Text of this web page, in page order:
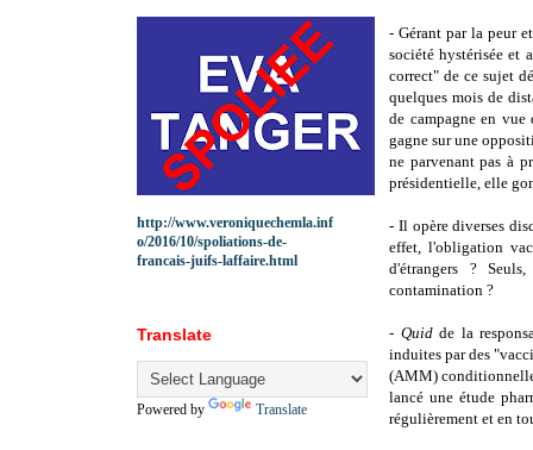
- Gérant par la peur
société hystérisée et
correct" de ce sujet
quelques mois de
de campagne en
gagne sur une
ne parvenant pas à
présidentielle, elle
- Il opère diverses
effet, l'obligation
d'étrangers ?Seuls,
contamination ?
- Quidde la
induites par des
(AMM) conditionnelle
lancé une étude
régulièrement et en
http://www.veroniquechemla.inf
o/2016/10/spoliations-de-
francais-juifs-laffaire.html
Translate
Powered by Translate